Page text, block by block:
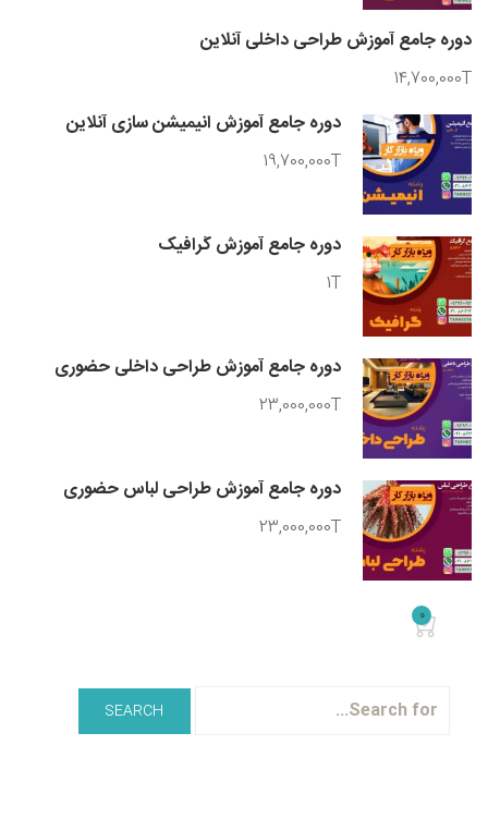
دوره جامع آموزش طراحی داخلی آنلاین
14,700,000T
دوره جامع آموزش انیمیشن سازی آنلاین
19,700,000T
دوره جامع آموزش گرافیک
1T
دوره جامع آموزش طراحی داخلی حضوری
23,000,000T
دوره جامع آموزش طراحی لباس حضوری
23,000,000T
0